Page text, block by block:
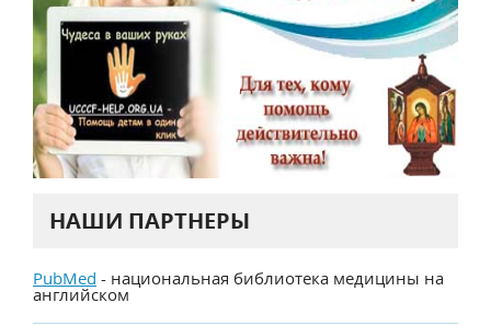
НАШИ ПАРТНЕРЫ
PubMed - национальная библиотека медицины на
английском